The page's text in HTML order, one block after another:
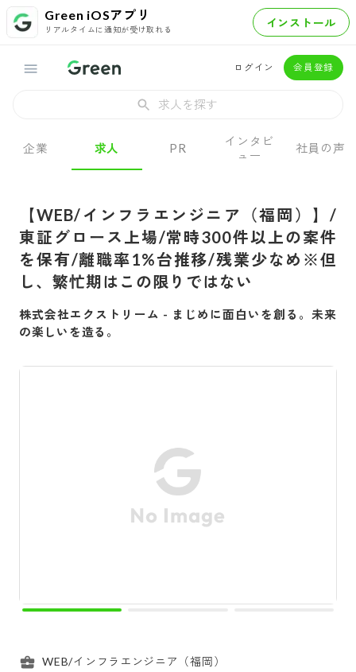
Green iOSアプリ
リアルタイムに通知が受け取れる インストール
ログイン 会員登録
求人を探す
企業 求人 PR
インタビ
ュー
社員の声
【WEB/インフラエンジニア（福岡）】/
東証グロース上場/常時300件以上の案件
を保有/離職率1%台推移/残業少なめ※但
し、繁忙期はこの限りではない
株式会社エクストリーム - まじめに面白いを創る。未来
の楽しいを造る。
WEB/インフラエンジニア（福岡）